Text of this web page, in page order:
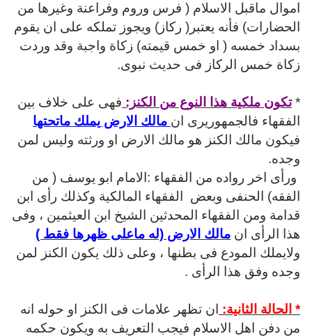
اموال ماقبل الاسلام ( فرس وروم وفراعنة وغيرها من
الحضارات) فأنه يعتبر( ركاز) ويجوز تملكه على ان يقوم
بسداد خمسه ( او خمس قيمته) زكاة واجبة وقد وردت
زكاة خمس الركاز فى حديث نبوى.
*تكون ملكية هذا النوع من الكنز: فهى على خلاف بين
الفقهاء فالجمهوريرى ان مالك الارض يملك ماتحتها
فيكون مالك الكنز هو مالك الارض او ورثته وليس لمن
وجده.
ورأى اخر رواده من الفقهاء :الامام ابو يوسف ( من
الفقه) الحنفى وبعض الفقهاء المالكية وكذلك رأى ابن
قدامة ومن الفقهاء المحدثين الشيخ ابن العيثمين ، وفى
هذا الرأى ان مالك الارض (له ماعلى ظهرها فقط )
ولايملك المودع فى بطنها ، وعلى ذلك يكون الكنز لمن
وجده وفق هذا الرأى .
* الحالة الثانية: ان تظهر علامات فى الكنز او حوله انه
من دفن اهل الاسلام فيجب التعريف به ويكون حكمه